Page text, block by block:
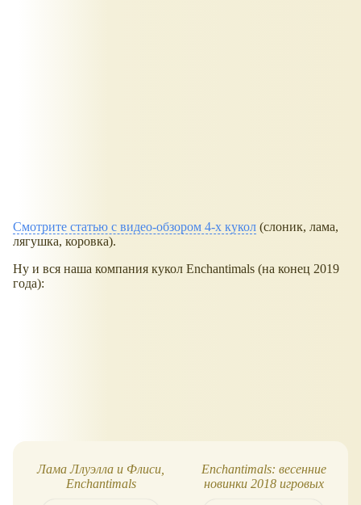
Смотрите статью с видео-обзором 4-х кукол (слоник, лама,
лягушка, коровка).
Ну и вся наша компания кукол Enchantimals (на конец 2019
года):
Лама Ллуэлла и Флиси,
Enchantimals
Enchantimals: весенние
новинки 2018 игровых